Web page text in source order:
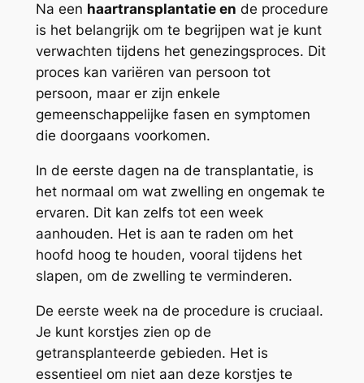
Na een haartransplantatie en de procedure
is het belangrijk om te begrijpen wat je kunt
verwachten tijdens het genezingsproces. Dit
proces kan variëren van persoon tot
persoon, maar er zijn enkele
gemeenschappelijke fasen en symptomen
die doorgaans voorkomen.
In de eerste dagen na de transplantatie, is
het normaal om wat zwelling en ongemak te
ervaren. Dit kan zelfs tot een week
aanhouden. Het is aan te raden om het
hoofd hoog te houden, vooral tijdens het
slapen, om de zwelling te verminderen.
De eerste week na de procedure is cruciaal.
Je kunt korstjes zien op de
getransplanteerde gebieden. Het is
essentieel om niet aan deze korstjes te